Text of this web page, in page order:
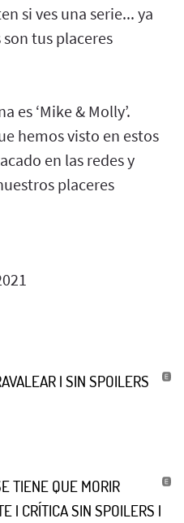
si ves una serie... ya
tus placeres
es ‘Mike & Molly’.
hemos visto en estos
en las redes y
placeres
| SIN SPOILERS
TIENE QUE MORIR
| CRÍTICA SIN SPOILERS |